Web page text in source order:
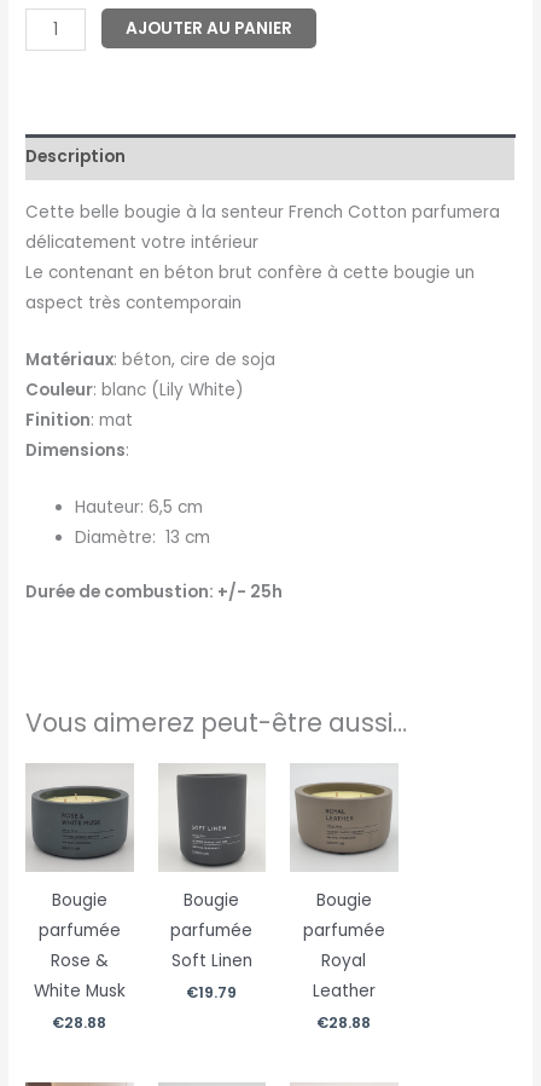
AJOUTER AU PANIER
Description
Cette belle bougie à la senteur French Cotton parfumera
délicatement votre intérieur
Le contenant en béton brut confère à cette bougie un
aspect très contemporain
Matériaux: béton, cire de soja
Couleur: blanc (Lily White)
Finition: mat
Dimensions:
Hauteur: 6,5 cm
Diamètre: 13 cm
Durée de combustion: +/- 25h
Vous aimerez peut-être aussi…
Bougie
parfumée
Rose &
White Musk
€28.88
Bougie
parfumée
Soft Linen
€19.79
Bougie
parfumée
Royal
Leather
€28.88